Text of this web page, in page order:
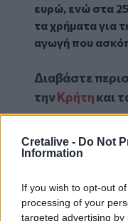
Cretalive - Do Not
Information
If you wish to opt-out
processing of your
targeted advertising
ευρώ, ενώ στα
τα χρήματα για
αγωγή που
Διαβάστε
τηνΚρήτηκαι
Ηράκλειο: Φωτιά
κατάστημα στη
Σχολικός
Νικολάου: